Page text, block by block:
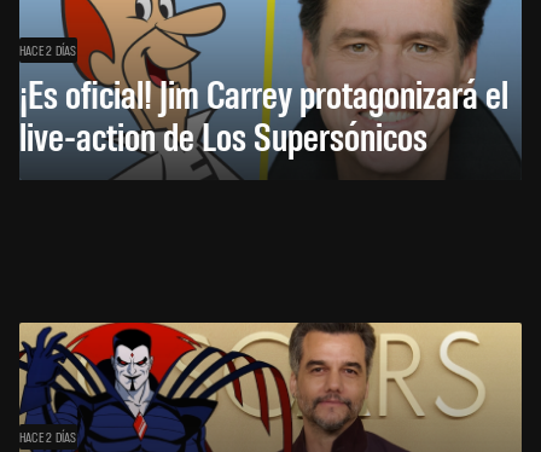
HACE 2 DÍAS
¡Es oficial! Jim Carrey protagonizará el
live-action de Los Supersónicos
HACE 2 DÍAS